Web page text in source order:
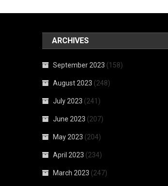
ARCHIVES
September 2023 (158)
August 2023 (248)
July 2023 (241)
June 2023 (207)
May 2023 (204)
April 2023 (234)
March 2023 (247)